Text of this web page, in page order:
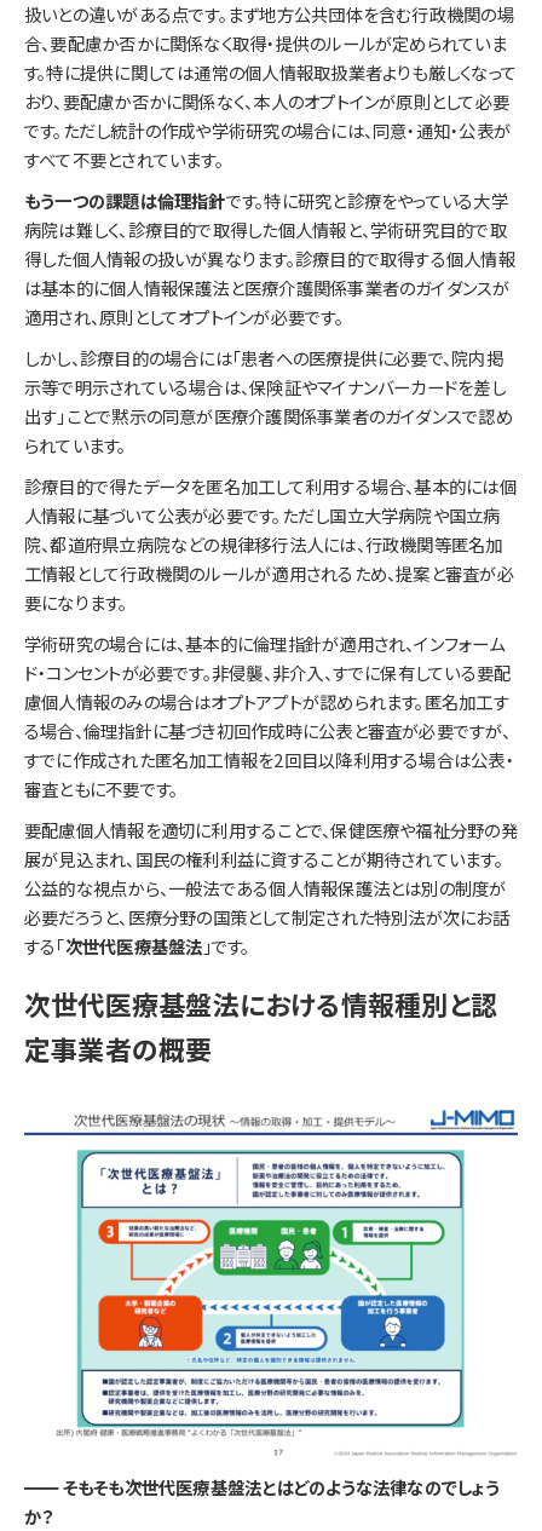
扱いとの違いがある点です。まず地方公共団体を含む行政機関の場
合、要配慮か否かに関係なく取得・提供のルールが定められていま
す。特に提供に関しては通常の個人情報取扱業者よりも厳しくなって
おり、要配慮か否かに関係なく、本人のオプトインが原則として必要
です。ただし統計の作成や学術研究の場合には、同意・通知・公表が
すべて不要とされています。
もう一つの課題は倫理指針です。特に研究と診療をやっている大学
病院は難しく、診療目的で取得した個人情報と、学術研究目的で取
得した個人情報の扱いが異なります。診療目的で取得する個人情報
は基本的に個人情報保護法と医療介護関係事業者のガイダンスが
適用され、原則としてオプトインが必要です。
しかし、診療目的の場合には「患者への医療提供に必要で、院内掲
示等で明示されている場合は、保険証やマイナンバーカードを差し
出す」ことで黙示の同意が医療介護関係事業者のガイダンスで認め
られています。
診療目的で得たデータを匿名加工して利用する場合、基本的には個
人情報に基づいて公表が必要です。ただし国立大学病院や国立病
院、都道府県立病院などの規律移行法人には、行政機関等匿名加
工情報として行政機関のルールが適用されるため、提案と審査が必
要になります。
学術研究の場合には、基本的に倫理指針が適用され、インフォーム
ド・コンセントが必要です。非侵襲、非介入、すでに保有している要配
慮個人情報のみの場合はオプトアプトが認められます。匿名加工す
る場合、倫理指針に基づき初回作成時に公表と審査が必要ですが、
すでに作成された匿名加工情報を2回目以降利用する場合は公表・
審査ともに不要です。
要配慮個人情報を適切に利用することで、保健医療や福祉分野の発
展が見込まれ、国民の権利利益に資することが期待されています。
公益的な視点から、一般法である個人情報保護法とは別の制度が
必要だろうと、医療分野の国策として制定された特別法が次にお話
する「次世代医療基盤法 」です。
次世代医療基盤法における情報種別と認
定事業者の概要
━━ そもそも次世代医療基盤法とはどのような法律なのでしょう
か？